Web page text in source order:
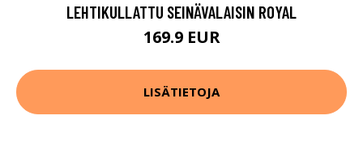
LEHTIKULLATTU SEINÄVALAISIN ROYAL
169.9 EUR
LISÄTIETOJA